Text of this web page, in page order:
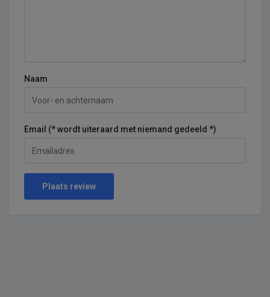
Naam
Email (* wordt uiteraard met niemand gedeeld *)
Plaats review